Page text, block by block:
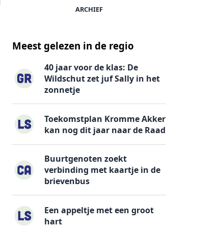
ARCHIEF
Meest gelezen in de regio
40 jaar voor de klas: De
Wildschut zet juf Sally in het
zonnetje
Toekomstplan Kromme Akker
kan nog dit jaar naar de Raad
Buurtgenoten zoekt
verbinding met kaartje in de
brievenbus
Een appeltje met een groot
hart